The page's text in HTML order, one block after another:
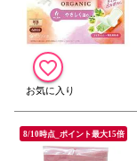
8/10時点_ポイント最大15倍